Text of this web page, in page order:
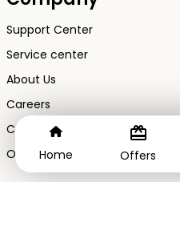
Home
card_giftcard
Offers
Support Center
Service center
About Us
Careers
Contact Us
Order Tracking